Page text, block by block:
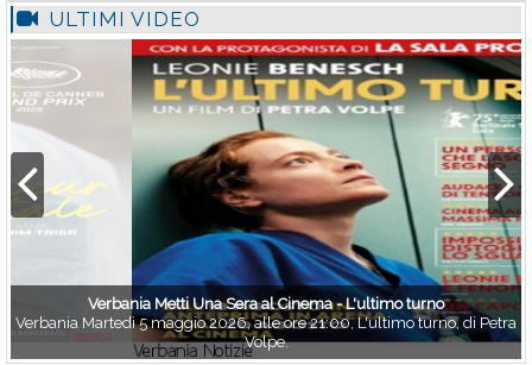
ULTIMI VIDEO
Verbania Metti Una Sera al Cinema - L'ultimo turno
Verbania Martedì 5 maggio 2026, alle ore 21:00, L'ultimo turno, di Petra
Volpe.